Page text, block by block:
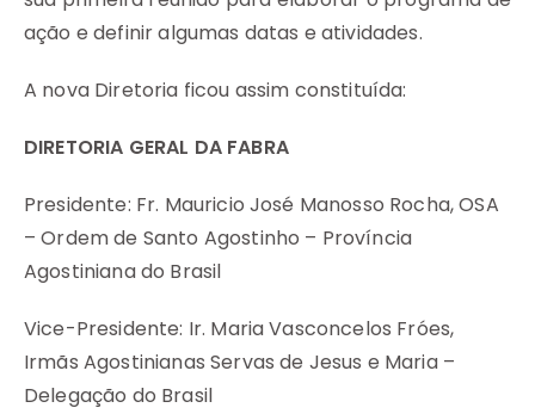
ação e definir algumas datas e atividades.
A nova Diretoria ficou assim constituída:
DIRETORIA GERAL DA FABRA
Presidente: Fr. Mauricio José Manosso Rocha, OSA
– Ordem de Santo Agostinho – Província
Agostiniana do Brasil
Vice-Presidente: Ir. Maria Vasconcelos Fróes,
Irmãs Agostinianas Servas de Jesus e Maria –
Delegação do Brasil